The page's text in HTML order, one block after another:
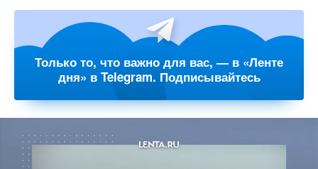
Только то, что важно для вас, — в «Ленте
дня» в Telegram. Подписывайтесь